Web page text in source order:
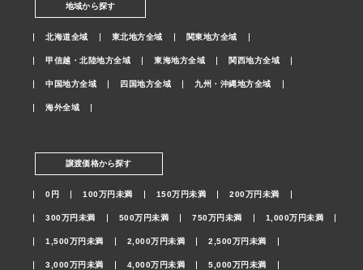
地域から探す
北海道全域 東北地方全域 関東地方全域
甲信越・北陸地方全域 東海地方全域 関西地方全域
中国地方全域 四国地方全域 九州・沖縄地方全域
海外全域
譲渡価格から探す
0円 100万円未満 150万円未満 200万円未満
300万円未満 500万円未満 750万円未満 1,000万円未満
1,500万円未満 2,000万円未満 2,500万円未満
3,000万円未満 4,000万円未満 5,000万円未満